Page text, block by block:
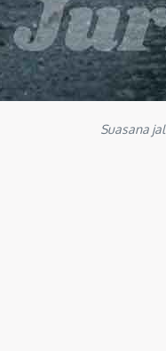
Suasana